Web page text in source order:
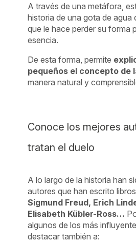
A través de una metáfora,
historia de una gota de agua
que le hace perder su forma
esencia.
De esta forma, permite
pequeños el concepto de
manera natural y
Conoce los mejores
tratan el duelo
A lo largo de la historia han
autores que han escrito
Sigmund Freud, Erich
Elisabeth Kübler-Ross…
algunos de los más
destacar también a: